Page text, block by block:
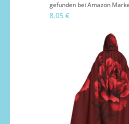
gefunden bei Amazon
8,05 €